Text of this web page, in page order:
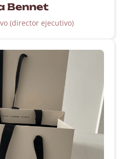
Bennet
(director ejecutivo)